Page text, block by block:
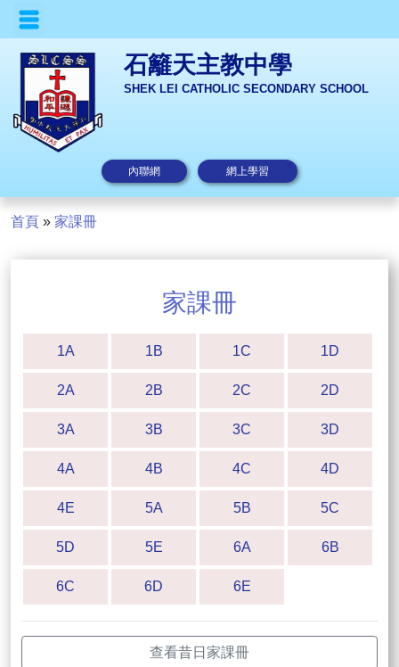
石籬天主教中學
SHEK LEI CATHOLIC SECONDARY SCHOOL
內聯網 網上學習
首頁 » 家課冊
家課冊
1A 1B 1C 1D
2A 2B 2C 2D
3A 3B 3C 3D
4A 4B 4C 4D
4E 5A 5B 5C
5D 5E 6A 6B
6C 6D 6E
查看昔日家課冊